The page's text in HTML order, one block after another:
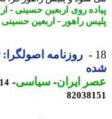
روی اربعین حسینی-اربعین
راهور -اربعین حسینی
روزنامه اصولگرا:
ایران- سیاسی-14 ساعت پیش - پنجشنبه 15 مرداد 1405، 21:40